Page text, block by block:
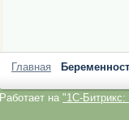
Главная
Работает на "1C-